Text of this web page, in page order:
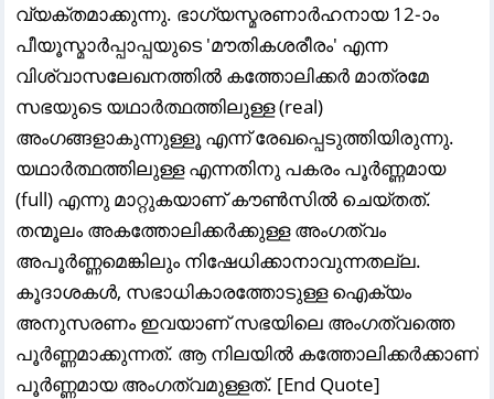
വ്യക്തമാക്കുന്നു. ഭാഗ്യസ്മരണാർഹനായ 12-ാ
പീയൂസ്മാർപ്പാപ്പയുടെ 'മൗതികശരീരം' എന്ന
വിശ്വാസലേഖനത്തിൽ കത്തോലിക്കർ മാത്രമേ
സഭയുടെ യഥാർത്ഥത്തിലുള്ള (real)
അംഗങ്ങളാകുന്നുള്ളൂ എന്ന് രേഖപ്പെടുത്തിയിരുന്നു.
യഥാർത്ഥത്തിലുള്ള എന്നതിനു പകരം പൂർണ്ണമായ
(full) എന്നു മാറ്റുകയാണ് കൗൺസിൽ ചെയ്തത്.
തന്മൂലം അകത്തോലിക്കർക്കുള്ള അംഗത്വം
അപൂർണ്ണമെങ്കിലും നിഷേധിക്കാനാവുന്നതല്ല.
കൂദാശകൾ, സഭാധികാരത്തോടുള്ള ഐക്യം
അനുസരണം ഇവയാണ് സഭയിലെ അംഗത്വത്തെ
പൂർണ്ണമാക്കുന്നത്‌. ആ നിലയിൽ കത്തോലിക്കർക്കാണ്
പൂർണ്ണമായ അംഗത്വമുള്ളത്‌. [End Quote]